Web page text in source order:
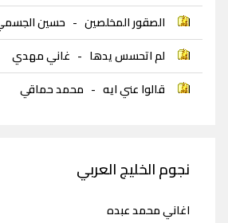
الصقور المخلصين - حسين
لم اتحسس يدها - غاني مهدي
قالوا عني ايه - محمد حماقي
نجوم الخليج العربي
اغاني محمد عبده